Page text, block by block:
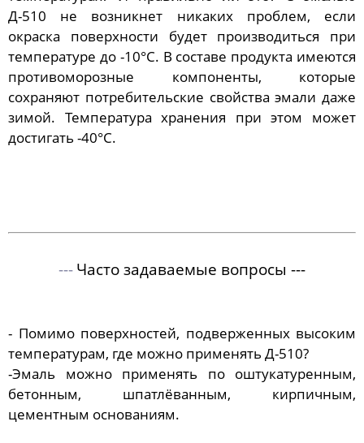
Д-510 не возникнет никаких проблем, если
окраска поверхности будет производиться при
температуре до -10°C. В составе продукта имеются
противоморозные компоненты, которые
сохраняют потребительские свойства эмали даже
зимой. Температура хранения при этом может
достигать -40°C.
--- Часто задаваемые вопросы ---
- Помимо поверхностей, подверженных высоким
температурам, где можно применять Д-510?
-Эмаль можно применять по оштукатуренным,
бетонным, шпатлёванным, кирпичным,
цементным основаниям.